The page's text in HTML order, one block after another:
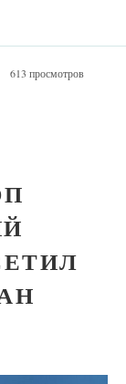
613 просмотров